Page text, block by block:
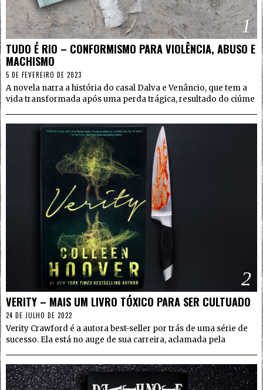
1
TUDO É RIO – CONFORMISMO PARA VIOLÊNCIA, ABUSO E
MACHISMO
5 DE FEVEREIRO DE 2023
A novela narra a história do casal Dalva e Venâncio, que tem a
vida transformada após uma perda trágica, resultado do ciúme
2
VERITY – MAIS UM LIVRO TÓXICO PARA SER CULTUADO
24 DE JULHO DE 2022
Verity Crawford é a autora best-seller por trás de uma série de
sucesso. Ela está no auge de sua carreira, aclamada pela